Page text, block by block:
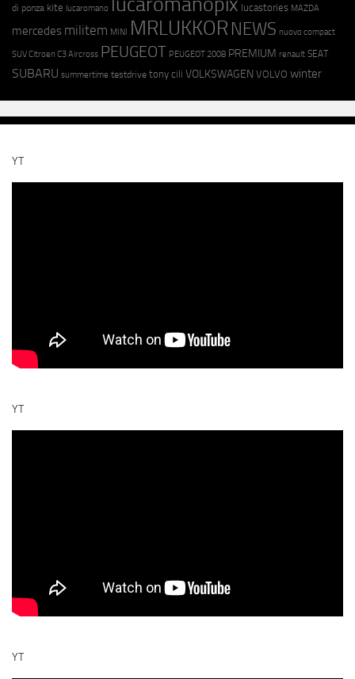
di ponza kite lucaromano lucastories MAZDA
mercedes militem MINI MRLUKKOR NEWS nuovo compact
SUV Citroen C3 Aircross PEUGEOT PEUGEOT 2008 PREMIUM renault SEAT
SUBARU summertime testdrive tony cili VOLKSWAGEN VOLVO winter
YT
YT
YT